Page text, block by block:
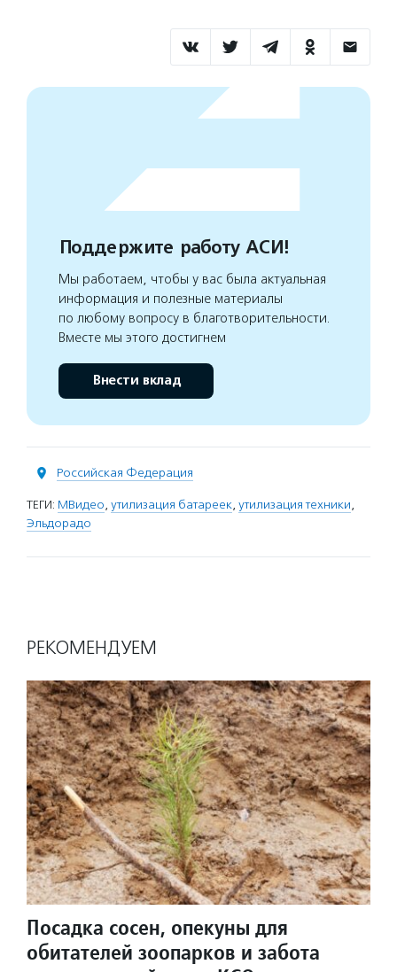
Поддержите работу АСИ!
Мы работаем, чтобы у вас была актуальная
информация и полезные материалы
по любому вопросу в благотворительности.
Вместе мы этого достигнем
Внести вклад
Российская Федерация
ТЕГИ: МВидео, утилизация батареек, утилизация техники,
Эльдорадо
РЕКОМЕНДУЕМ
Посадка сосен, опекуны для
обитателей зоопарков и забота